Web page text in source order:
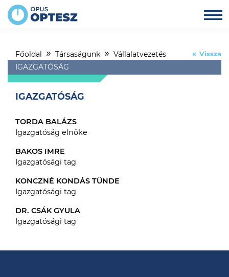
Főoldal Társaságunk
Vállalatvezetés
IGAZGATÓSÁG
Vissza
IGAZGATÓSÁG
TORDA BALÁZS
Igazgatóság elnöke
BAKOS IMRE
Igazgatósági tag
KONCZNÉ KONDÁS TÜNDE
Igazgatósági tag
DR. CSÁK GYULA
Igazgatósági tag